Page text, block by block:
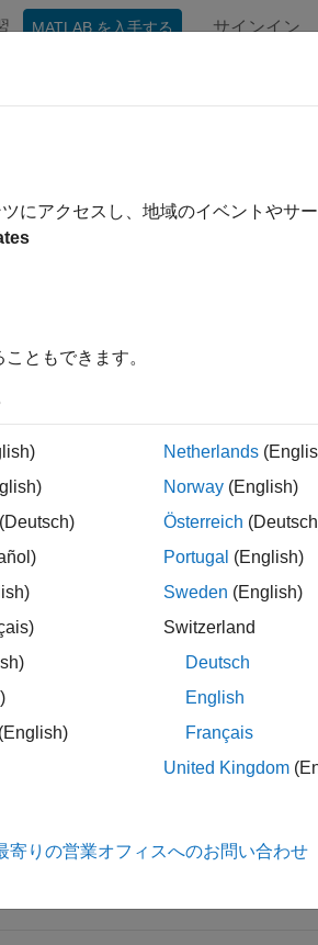
MATLAB を入手する サインイン
ーバーの実行インスタンスのハンドル
は、OLE オートメーシ
サーバーが現在実行中でない場合、あ
します。サーバーの複数のインスタ
パティ名リストの作成
にアクセスし、地域のイベントやサ
ともできます。
(Deutsch)
(English)
Netherlands
Norway (English)
Österreich
Portugal (English)
Sweden (English)
Switzerland
Deutsch
English
Français
United Kingdom
寄りの営業オフィスへのお問い合わせ